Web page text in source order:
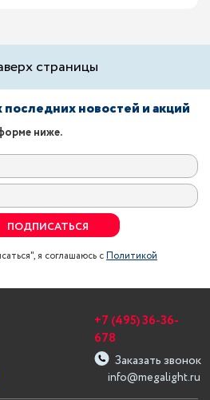
страницы
последних новостей и акций
ниже.
ПОДПИСАТЬСЯ
я соглашаюсь сПолитикой
info@megalight.ru
+7 (495) 36-36-
678
Заказать звонок